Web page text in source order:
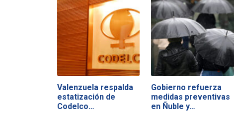
Valenzuela respalda
estatización de
Codelco…
Gobierno refuerza
medidas preventivas
en Ñuble y…